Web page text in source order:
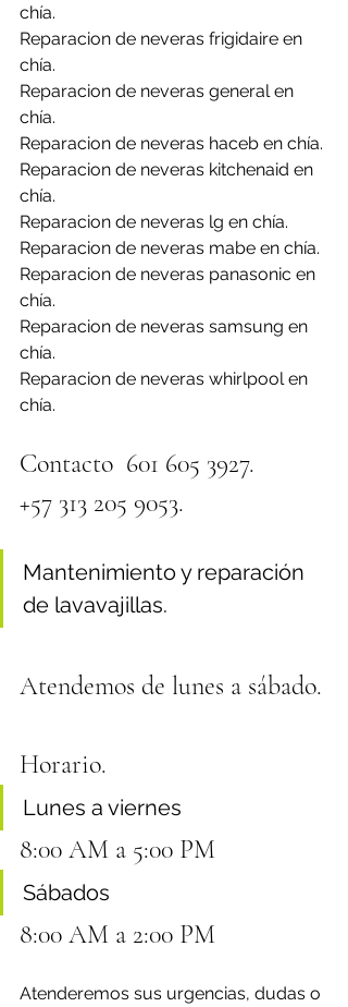
chía.
Reparacion de neveras frigidaire en
chía.
Reparacion de neveras general en
chía.
Reparacion de neveras haceb en chía.
Reparacion de neveras kitchenaid en
chía.
Reparacion de neveras lg en chía.
Reparacion de neveras mabe en chía.
Reparacion de neveras panasonic en
chía.
Reparacion de neveras samsung en
chía.
Reparacion de neveras whirlpool en
chía.
Contacto  601 605 3927.
+57 313 205 9053.
Mantenimiento y reparación
de lavavajillas.
Atendemos de lunes a sábado.
Horario.
Lunes a viernes
8:00 AM a 5:00 PM
Sábados
8:00 AM a 2:00 PM
Atenderemos sus urgencias, dudas o